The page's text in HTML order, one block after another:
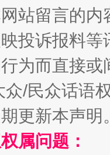
站留言的内
投诉报料
为而直接
众/民众话语
更新本声明
属问题：